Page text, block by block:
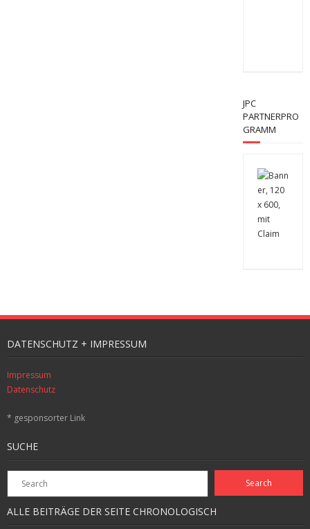
JPC
PARTNERPRO
GRAMM
DATENSCHUTZ + IMPRESSUM
Impressum
Datenschutz
* gesponsorter Link
SUCHE
ALLE BEITRÄGE DER SEITE CHRONOLOGISCH